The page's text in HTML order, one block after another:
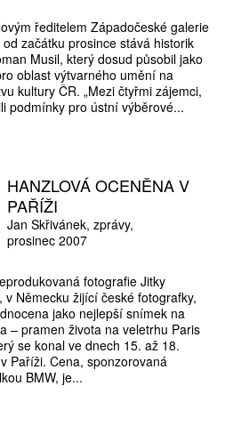
ředitelem Západočeské galerie
od začátku prosince stává historik
Musil, který dosud působil jako
oblast výtvarného umění na
kultury ČR. „Mezi čtyřmi zájemci,
podmínky pro ústní výběrové...
HANZLOVÁ OCENĚNA V
PAŘÍŽI
Jan Skřivánek zprávy
prosinec 2007
fotografie Jitky
v Německu žijící české fotografky,
jako nejlepší snímek na
– pramen života na veletrhu Paris
se konal ve dnech 15. až 18.
Paříži. Cena, sponzorovaná
BMW, je...